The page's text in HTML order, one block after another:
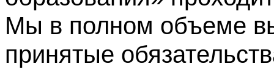
Мы в полном объеме
принятые